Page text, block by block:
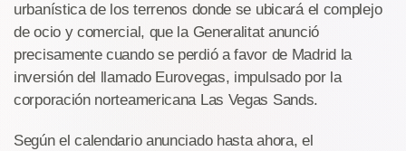
urbanística de los terrenos donde se ubicará el complejo
de ocio y comercial, que la Generalitat anunció
precisamente cuando se perdió a favor de Madrid la
inversión del llamado Eurovegas, impulsado por la
corporación norteamericana Las Vegas Sands.
Según el calendario anunciado hasta ahora, el